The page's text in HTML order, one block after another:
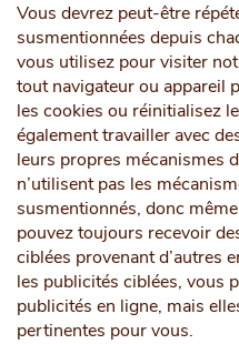
Vous devrez peut-être
susmentionnées depuis
vous utilisez pour visiter
tout navigateur ou appareil
les cookies ou réinitialisez
également travailler avec
leurs propres mécanismes
n’utilisent pas les
susmentionnés, donc
pouvez toujours recevoir
ciblées provenant d’autres
les publicités ciblées, vous
publicités en ligne, mais
pertinentes pour vous.